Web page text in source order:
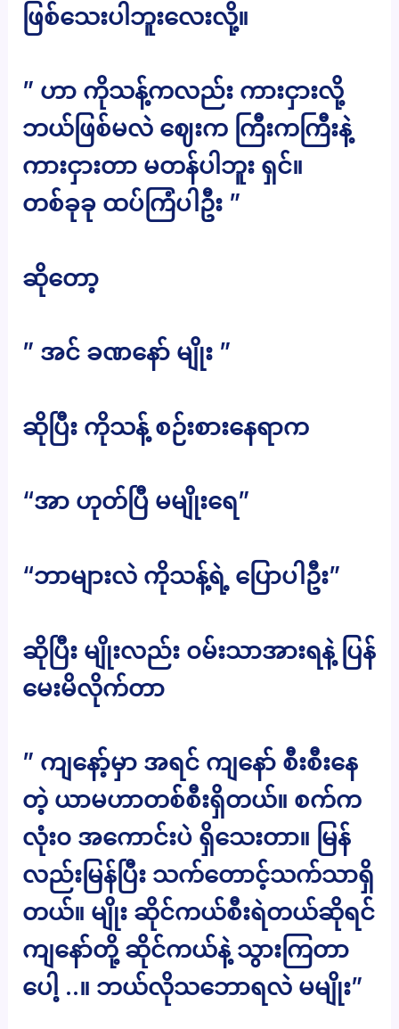
ဖြစ်သေးပါဘူးလေးလို့။
” ဟာ ကိုသန့်ကလည်း ကားငှားလို့
ဘယ်ဖြစ်မလဲ ဈေးက ကြီးကကြီးနဲ့
ကားငှားတာ မတန်ပါဘူး ရှင်။
တစ်ခုခု ထပ်ကြံပါဦး ”
ဆိုတော့
” အင် ခဏနော် မျိုး ”
ဆိုပြီး ကိုသန့် စဉ်းစားနေရာက
“အာ ဟုတ်ပြီ မမျိုးရေ”
“ဘာများလဲ ကိုသန့်ရဲ့ ပြောပါဦး”
ဆိုပြီး မျိုးလည်း ၀မ်းသာအားရနဲ့ ပြန်
မေးမိလိုက်တာ
” ကျနော့်မှာ အရင် ကျနော် စီးစီးနေ
တဲ့ ယာမဟာတစ်စီးရှိတယ်။ စက်က
လုံး၀ အကောင်းပဲ ရှိသေးတာ။ မြန်
လည်းမြန်ပြီး သက်တောင့်သက်သာရှိ
တယ်။ မျိုး ဆိုင်ကယ်စီးရဲတယ်ဆိုရင်
ကျနော်တို့ ဆိုင်ကယ်နဲ့ သွားကြတာ
ပေါ့ ..။ ဘယ်လိုသဘောရလဲ မမျိုး”